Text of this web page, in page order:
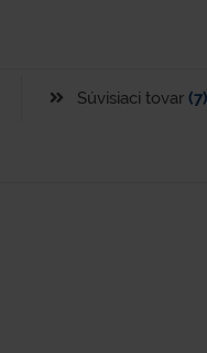
Súvisiaci tovar (7)